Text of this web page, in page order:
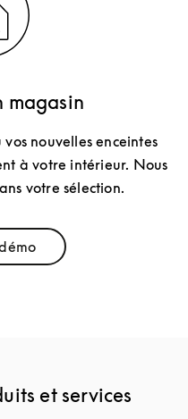
magasin
nouvelles enceintes
à votre intérieur. Nous
votre sélection.
Opens in New Tab
et services